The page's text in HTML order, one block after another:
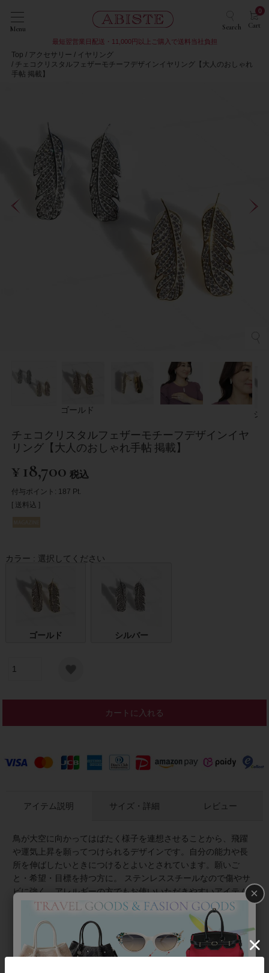
Menu Search Cart
0
最短翌営業日配送・11,000円以上ご購入で送料当社負担
Top アクセサリー
イヤリング
チェコクリスタルフェザーモチーフデザインイヤリング【大人のおしゃれ
手帖 掲載】
ゴールド シ
チェコクリスタルフェザーモチーフデザインイヤ
リング【大人のおしゃれ手帖 掲載】
¥18,700 税込
付与ポイント: 187 Pt.
送料込
カラー 選択してください
ゴールド シルバー
カートに入れる
アイテム説明
鳥が大空に向かってはばたく様子を連想させることから、飛躍
や運気上昇を願ってつけられるデザインです。自分の能力や長
所を伸ばしたいときにつけるとよいとされています。願いご
と・希望・目標を持つ方に。 ステンレススチールなので傷やサ
ビに強く、アレルギーの方でもお使いいただきやすいアイテム
です。
★雑誌掲載アイテム★
大人のおしゃれ手帖5月号
サイズ・詳細 レビュー
×